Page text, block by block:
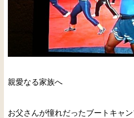
親愛なる家族へ
お父さんが憧れだったブートキャ